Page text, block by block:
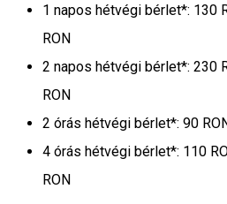
1 napos hétvégi bérlet*: 130
RON
2 napos hétvégi bérlet*: 230
RON
2 órás hétvégi bérlet*: 90
4 órás hétvégi bérlet*: 110
RON